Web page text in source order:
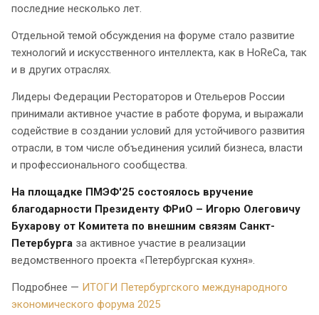
последние несколько лет.
Отдельной темой обсуждения на форуме стало развитие
технологий и искусственного интеллекта, как в HoReCa, так
и в других отраслях.
Лидеры Федерации Рестораторов и Отельеров России
принимали активное участие в работе форума, и выражали
содействие в создании условий для устойчивого развития
отрасли, в том числе объединения усилий бизнеса, власти
и профессионального сообщества.
На площадке ПМЭФ'25 состоялось вручение
благодарности Президенту ФРиО – Игорю Олеговичу
Бухарову от Комитета по внешним связям Санкт-
Петербурга за активное участие в реализации
ведомственного проекта «Петербургская кухня».
Подробнее — ИТОГИ Петербургского международного
экономического форума 2025